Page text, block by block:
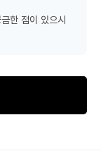
한 점이 있으시